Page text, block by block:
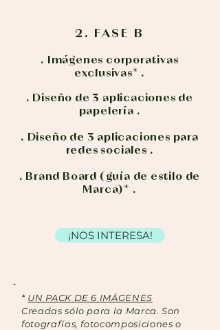
2. FASE B
. Imágenes corporativas
exclusivas* .
. Diseño de 3 aplicaciones de
papelería .
. Diseño de 3 aplicaciones para
redes sociales .
. Brand Board (guía de estilo de
Marca)* .
¡NOS INTERESA!
* UN PACK DE 6 IMÁGENES
Creadas sólo para la Marca. Son
fotografías, fotocomposiciones o